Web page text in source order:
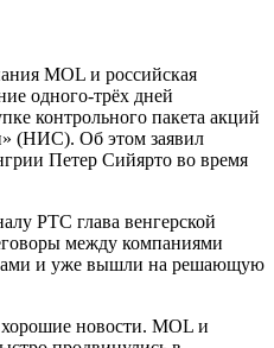
MOL и российская
одного-трёх дней
контрольного пакета акций
(НИС). Об этом заявил
Петер Сийярто во время
РТС глава венгерской
между компаниями
и уже вышли на решающую
новости. MOL и